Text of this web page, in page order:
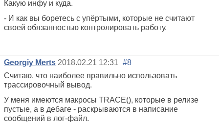
Какую инфу и куда.
- И как вы боретесь с упёртыми, которые не считают
своей обязанностью контролировать работу.
Georgiy Merts 2018.02.21 12:31 #8
Считаю, что наиболее правильно использовать
трассировочный вывод.
У меня имеются макросы TRACE(), которые в релизе
пустые, а в дебаге - раскрываются в написание
сообщений в лог-файл.